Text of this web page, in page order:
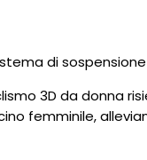
di
3D da donna
femminile,